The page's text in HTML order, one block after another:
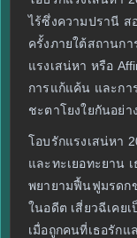
ไร้ซึ่งความปรานี ส
ครั้งภายใต้สถานก
แรงเสน่หา หรือ
การแก้แค้น และก
ชะตาโยงใยกันอย่า
โอบรักแรงเสน่หา
และทะเยอทะยาน
พยายามฟื้นฟูมรดก
ในอดีต เสี่ยวฉีเคย
เมื่อถูกคนที่เธอรักแ